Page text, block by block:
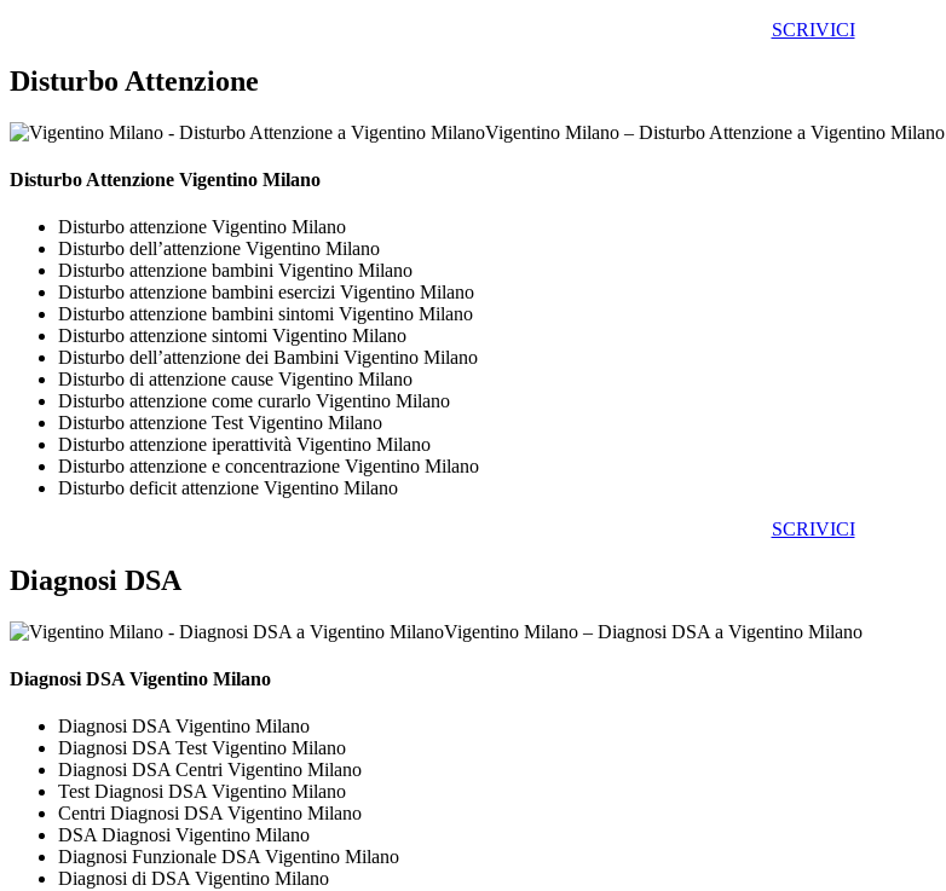
SCRIVICI
Disturbo Attenzione
Vigentino Milano – Disturbo Attenzione a Vigentino Milano
Disturbo Attenzione Vigentino Milano
Disturbo attenzione Vigentino Milano
Disturbo dell’attenzione Vigentino Milano
Disturbo attenzione bambini Vigentino Milano
Disturbo attenzione bambini esercizi Vigentino Milano
Disturbo attenzione bambini sintomi Vigentino Milano
Disturbo attenzione sintomi Vigentino Milano
Disturbo dell’attenzione dei Bambini Vigentino Milano
Disturbo di attenzione cause Vigentino Milano
Disturbo attenzione come curarlo Vigentino Milano
Disturbo attenzione Test Vigentino Milano
Disturbo attenzione iperattività Vigentino Milano
Disturbo attenzione e concentrazione Vigentino Milano
Disturbo deficit attenzione Vigentino Milano
SCRIVICI
Diagnosi DSA
Vigentino Milano – Diagnosi DSA a Vigentino Milano
Diagnosi DSA Vigentino Milano
Diagnosi DSA Vigentino Milano
Diagnosi DSA Test Vigentino Milano
Diagnosi DSA Centri Vigentino Milano
Test Diagnosi DSA Vigentino Milano
Centri Diagnosi DSA Vigentino Milano
DSA Diagnosi Vigentino Milano
Diagnosi Funzionale DSA Vigentino Milano
Diagnosi di DSA Vigentino Milano